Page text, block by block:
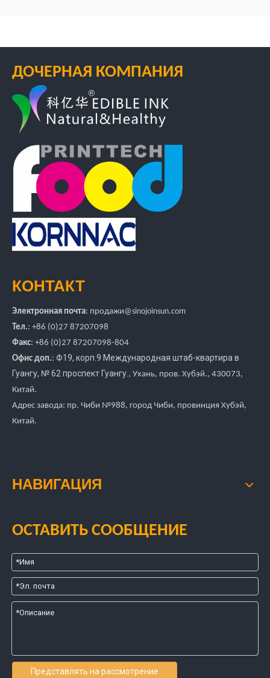
ДОЧЕРНАЯ КОМПАНИЯ
КОНТАКТ
Электронная почта: продажи@sinojoinsun.com
Тел.: +86 (0)27 87207098
Факс: +86 (0)27 87207098-804
Офис доп.: Ф19, корп.9 Международная штаб-квартира в
Гуангу, № 62 проспект Гуангу., Ухань, пров. Хубэй., 430073,
Китай.
Адрес завода: пр. Чиби №988, город Чиби, провинция Хубэй,
Китай.
НАВИГАЦИЯ
ОСТАВИТЬ СООБЩЕНИЕ
Представлять на рассмотрение